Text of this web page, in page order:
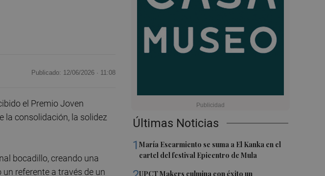
Últimas Noticias
1María Escarmiento se suma a El Kanka en el
cartel del festival Epicentro de Mula
UPCT Makers culmina con éxito un
Publicado: 12/06/2026 · 11:08
el Premio Joven
la consolidación, la solidez
bocadillo, creando una
referente a través de un